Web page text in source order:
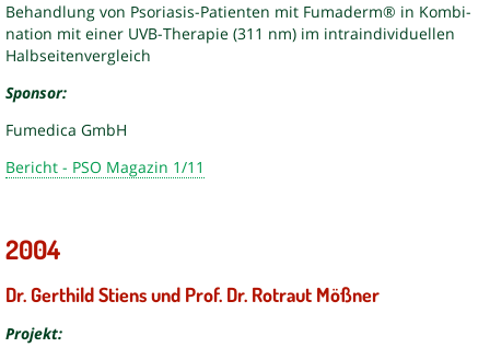
Behandlung von Psoriasis-Patienten mit Fumaderm® in Kombi-
nation mit einer UVB-Therapie (311 nm) im intraindividuellen
Halbseitenvergleich
Sponsor:
Fumedica GmbH
Bericht - PSO Magazin 1/11
2004
Dr. Gerthild Stiens und Prof. Dr. Rotraut Mößner
Projekt: